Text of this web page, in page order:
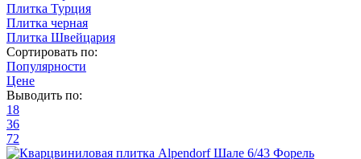
Плитка Турция
Плитка черная
Плитка Швейцария
Сортировать по:
Популярности
Цене
Выводить по:
18
36
72